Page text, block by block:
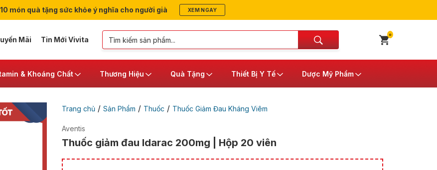
món quà tặng sức khỏe ý nghĩa cho người già XEM NGAY
Mãi Tin Mới Vivita
0
& Khoáng Chất Thương Hiệu Quà Tặng Thiết Bị Y Tế Dược Mỹ Phẩm
Trang chủ/ Sản Phẩm / Thuốc / Thuốc Giảm Đau Kháng Viêm
Aventis
Thuốc giảm đau Idarac 200mg | Hộp 20 viên